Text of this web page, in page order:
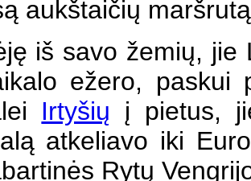
aukštaičių
iš savo žemių, jie
ežero, paskui
Irtyšių į pietus,
atkeliavo iki
Rytų